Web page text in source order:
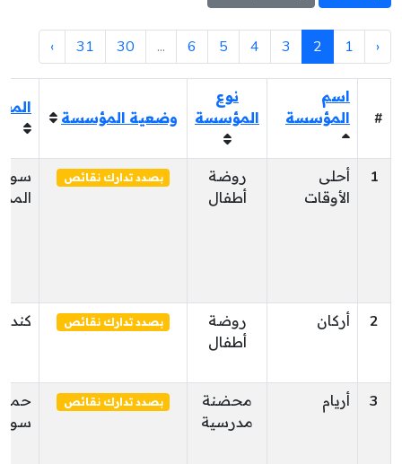
‹
1
2
3
4
5
6
...
30
31
›
#
اسم
المؤسسة
نوع
المؤسسة
وضعية المؤسسة
1
أحلى
الأوقات
روضة
أطفال
بصدد تدارك نقائص
2 أركان
روضة
أطفال
بصدد تدارك نقائص كندار
3 أريام
محضنة
مدرسية
بصدد تدارك نقائص